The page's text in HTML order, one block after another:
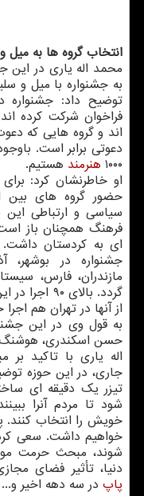
انتخاب گروه ها به
محمد اله یاری در این
به جشنواره با میل و
توضیح داد: جشنواره
فراخوان شركت كرده
اند و گروه هایی كه
دعوتی برابر است.
۱۰۰۰ هنرمند هستیم.
او خاطرنشان كرد:
حضور گروه های بین
سیاسی و ارتباطی این
فرهنگ همچنان باز
ای به كردستان
جشنواره در بوشهر،
مازندران، فارس،
از آنها در تهران هم
به قول وی در این
حسن اسكندری، هوشنگ
اله یاری با تاكید
جاری، در این حوزه
تیزر یك دقیقه ای
شود تا مردم آنرا
خواهیم داشت. سعی
شوند، مبحث حرمت
دنیا، تأثیر فضای
پاپ در سه دهه اخیر